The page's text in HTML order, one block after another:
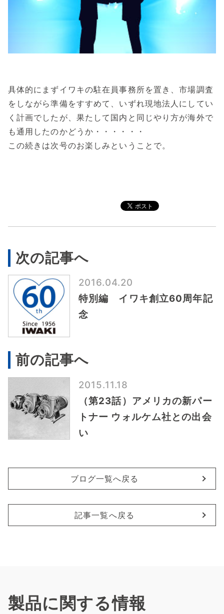
具体的にまずイワキの駐在員事務所を置き、市場調査
をしながら準備をすすめて、いずれ現地法人にしてい
く計画でしたが、果たして国内と同じやり方が海外で
も通用したのかどうか・・・・・・
この続きは次号のお楽しみということで。
次の記事へ
2016.04.20
特別編 イワキ創立60周年記
念
前の記事へ
2015.11.18
（第23話）アメリカの新パー
トナー ウォルケム社との出会
い
ブログ一覧へ戻る
記事一覧へ戻る
製品に関する情報